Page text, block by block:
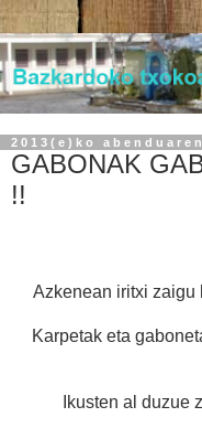
2013(e)ko
GABONAK
!!
Azkenean iritxi zaigu
Karpetak eta
Ikusten al duzue